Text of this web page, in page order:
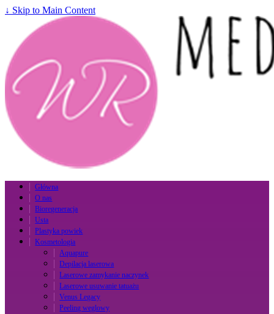
↓ Skip to Main Content
Główna
O nas
Bioregeneracja
Usta
Plastyka powiek
Kosmetologia
Aquapure
Depilacja laserowa
Laserowe zamykanie naczynek
Laserowe usuwanie tatuażu
Venus Legacy
Peeling węglowy